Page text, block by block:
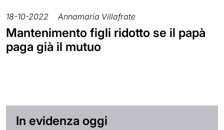
18-10-2022 Annamaria Villafrate
Mantenimento figli ridotto se il papà
paga già il mutuo
In evidenza oggi